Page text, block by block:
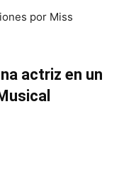
por Miss
actriz en un